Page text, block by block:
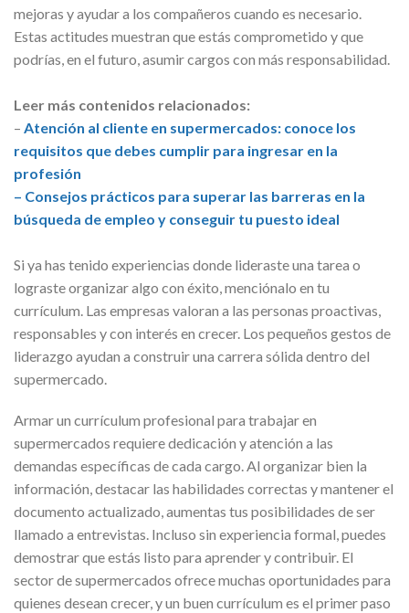
mejoras y ayudar a los compañeros cuando es necesario.
Estas actitudes muestran que estás comprometido y que
podrías, en el futuro, asumir cargos con más responsabilidad.
Leer más contenidos relacionados:
– Atención al cliente en supermercados: conoce los
requisitos que debes cumplir para ingresar en la
profesión
– Consejos prácticos para superar las barreras en la
búsqueda de empleo y conseguir tu puesto ideal
Si ya has tenido experiencias donde lideraste una tarea o
lograste organizar algo con éxito, menciónalo en tu
currículum. Las empresas valoran a las personas proactivas,
responsables y con interés en crecer. Los pequeños gestos de
liderazgo ayudan a construir una carrera sólida dentro del
supermercado.
Armar un currículum profesional para trabajar en
supermercados requiere dedicación y atención a las
demandas específicas de cada cargo. Al organizar bien la
información, destacar las habilidades correctas y mantener el
documento actualizado, aumentas tus posibilidades de ser
llamado a entrevistas. Incluso sin experiencia formal, puedes
demostrar que estás listo para aprender y contribuir. El
sector de supermercados ofrece muchas oportunidades para
quienes desean crecer, y un buen currículum es el primer paso